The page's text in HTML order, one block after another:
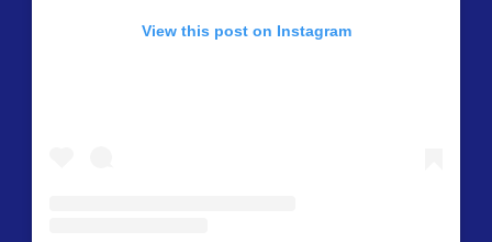
View this post on Instagram